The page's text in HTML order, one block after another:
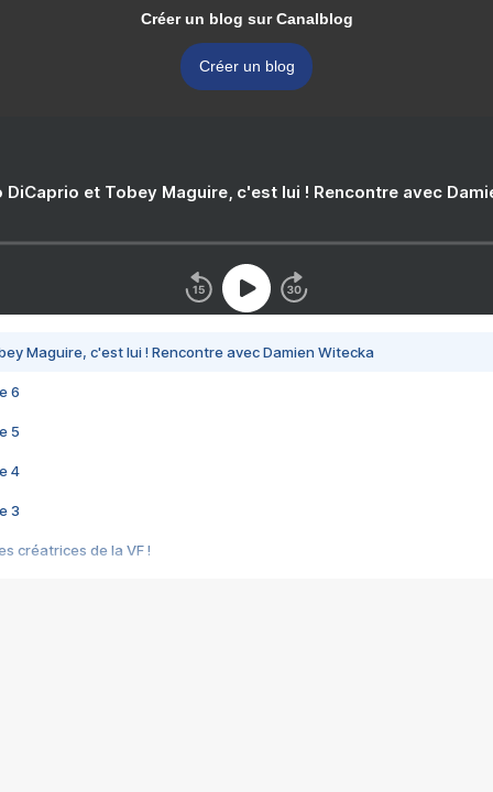
Créer un blog sur Canalblog
Créer un blog
DiCaprio et Tobey Maguire, c'est lui ! Rencontre avec
Maguire, c'est lui ! Rencontre avec Damien Witecka
6
5
4
3
créatrices de la VF !